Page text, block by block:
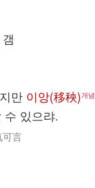
만 이앙(移秧)개념
수 있으랴.
可言